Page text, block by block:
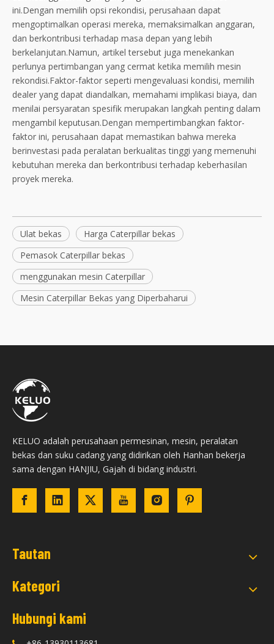
ini.Dengan memilih opsi rekondisi, perusahaan dapat
mengoptimalkan operasi mereka, memaksimalkan anggaran,
dan berkontribusi terhadap masa depan yang lebih
berkelanjutan.Namun, artikel tersebut juga menekankan
perlunya pertimbangan yang cermat ketika memilih mesin
rekondisi.Faktor-faktor seperti mengevaluasi kondisi, memilih
dealer yang dapat diandalkan, memahami implikasi biaya, dan
menilai persyaratan spesifik merupakan langkah penting dalam
mengambil keputusan.Dengan mempertimbangkan faktor-
faktor ini, perusahaan dapat memastikan bahwa mereka
berinvestasi pada peralatan berkualitas tinggi yang memenuhi
kebutuhan mereka dan berkontribusi terhadap keberhasilan
proyek mereka.
Ulat bekas
Harga Caterpillar bekas
Pemasok Caterpillar bekas
menggunakan mesin Caterpillar
Mesin Caterpillar Bekas yang Diperbaharui
KELUO adalah perusahaan permesinan, mesin, peralatan
bekas dan suku cadang yang didirikan oleh Hanhan bekerja
sama dengan HANJIU, Gajah di bidang industri.
Tautan
Kategori
Hubungi kami